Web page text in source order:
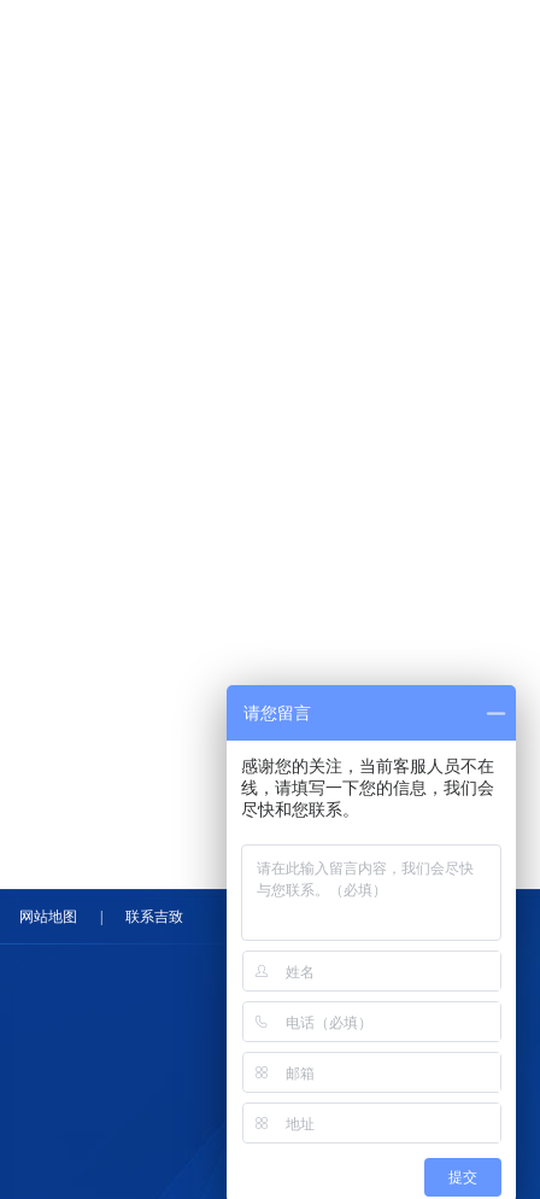
网站地图 联系吉致
请您留言
感谢您的关注，当前客服人员不在
线，请填写一下您的信息，我们会
尽快和您联系。
提交